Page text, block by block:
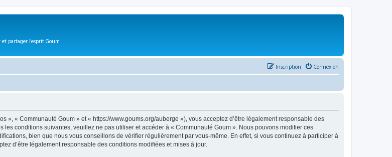
et partager l'esprit Goum
Connexion
Inscription
», « Communauté Goum » et « https://www.goums.org/auberge »), vous acceptez d’être légalement responsable des
les conditions suivantes, veuillez ne pas utiliser et accéder à « Communauté Goum ». Nous pouvons modifier ces
bien que nous vous conseillons de vérifier régulièrement par vous-même. En effet, si vous continuez à participer à
d’être légalement responsable des conditions modifiées et mises à jour.